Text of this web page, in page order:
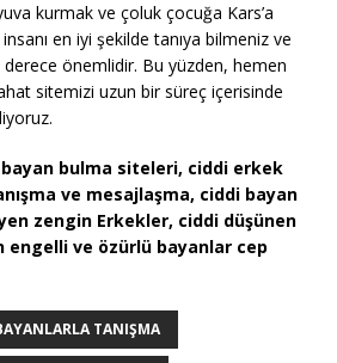
kurmak ve çoluk çocuğa Kars’a
en iyi şekilde tanıya bilmeniz ve
önemlidir. Bu yüzden, hemen
sitemizi uzun bir süreç içerisinde
bulma siteleri, ciddi erkek
ve mesajlaşma, ciddi bayan
zengin Erkekler, ciddi düşünen
engelli ve özürlü bayanlar cep
TANIŞMA